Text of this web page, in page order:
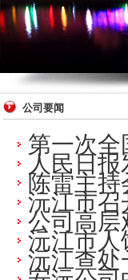
公司要闻
第一次全
人民日
陈雷主持
沅江市召
公司高层
沅江市人
沅江查处